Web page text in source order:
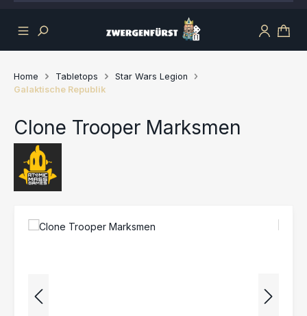
Home Tabletops
Star Wars Legion
Galaktische Republik
Clone Trooper Marksmen
Bildergalerie überspringen